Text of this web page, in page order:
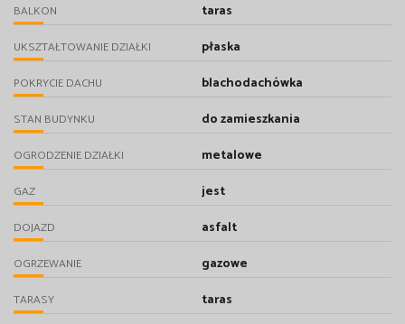
BALKON taras
UKSZTAŁTOWANIE DZIAŁKI płaska
POKRYCIE DACHU blachodachówka
STAN BUDYNKU do zamieszkania
OGRODZENIE DZIAŁKI metalowe
GAZ jest
DOJAZD asfalt
OGRZEWANIE gazowe
TARASY taras